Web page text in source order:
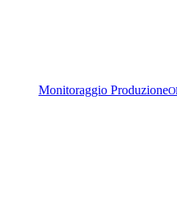
Monitoraggio Produzione